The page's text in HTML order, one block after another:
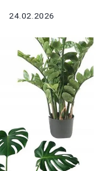
24.02.2026